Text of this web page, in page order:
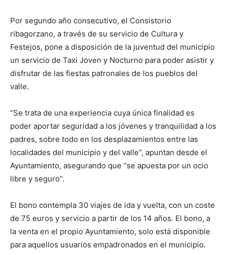
Por segundo año consecutivo, el Consistorio
ribagorzano, a través de su servicio de Cultura y
Festejos, pone a disposición de la juventud del municipio
un servicio de Taxi Joven y Nocturno para poder asistir y
disfrutar de las fiestas patronales de los pueblos del
valle.
“Se trata de una experiencia cuya única finalidad es
poder aportar seguridad a los jóvenes y tranquilidad a los
padres, sobre todo en los desplazamientos entre las
localidades del municipio y del valle”, apuntan desde el
Ayuntamiento, asegurando que “se apuesta por un ocio
libre y seguro”.
El bono contempla 30 viajes de ida y vuelta, con un coste
de 75 euros y servicio a partir de los 14 años. El bono, a
la venta en el propio Ayuntamiento, solo está disponible
para aquellos usuarios empadronados en el municipio.